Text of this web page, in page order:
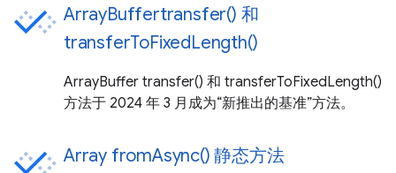
ArrayBuffertransfer() 和
transferToFixedLength()
ArrayBuffer transfer() 和 transferToFixedLength()
方法于 2024 年 3 月成为“新推出的基准”方法。
Array fromAsync() 静态方法